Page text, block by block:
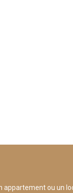
appartement ou un